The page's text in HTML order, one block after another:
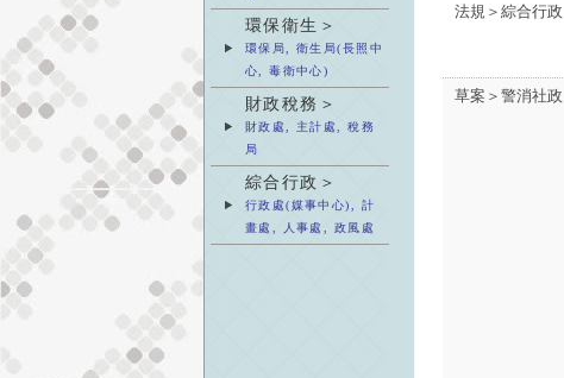
環保衛生＞
環保局, 衛生局(長照中
心, 毒衛中心)
財政稅務＞
財政處, 主計處, 稅務
局
綜合行政＞
行政處(媒事中心), 計
畫處, 人事處, 政風處
法規＞綜合行政
草案＞警消社政